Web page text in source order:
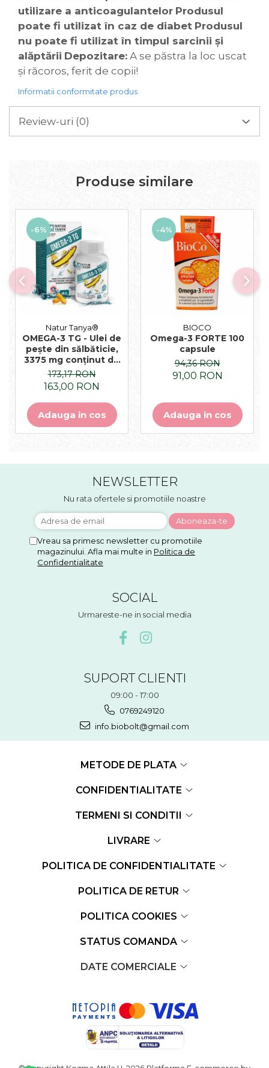
utilizare a anticoagulantelor Produsul
poate fi utilizat în caz de diabet Produsul
nu poate fi utilizat în timpul sarcinii și
alăptării Depozitare: A se păstra la loc uscat
și răcoros, ferit de copii!
Informatii conformitate produs
Review-uri (0)
Produse similare
-6%
Natur Tanya®
OMEGA-3 TG - Ulei de
pește din sălbăticie,
3375 mg conținut de
acizi grași Omega-3,
sub formă de
trigliceride 60 capsule
moi
173,17 RON
163,00 RON
Adauga in cos
-4%
BIOCO
Omega-3 FORTE 100
capsule
94,36 RON
91,00 RON
Adauga in cos
NEWSLETTER
Nu rata ofertele si promotiile noastre
Vreau sa primesc newsletter cu promotiile
magazinului. Afla mai multe in Politica de
Confidentialitate
SOCIAL
Urmareste-ne in social media
SUPORT CLIENTI
09:00 - 17:00
0769249120
info.biobolt@gmail.com
METODE DE PLATA
CONFIDENTIALITATE
TERMENI SI CONDITII
LIVRARE
POLITICA DE CONFIDENTIALITATE
POLITICA DE RETUR
POLITICA COOKIES
STATUS COMANDA
DATE COMERCIALE